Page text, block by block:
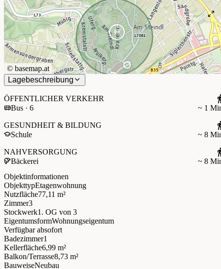
© basemap.at
Lagebeschreibung
ÖFFENTLICHER VERKEHR
Bus · 6
~ 1
GESUNDHEIT & BILDUNG
Schule
~ 8
NAHVERSORGUNG
Bäckerei
~ 8
Objektinformationen
ObjekttypEtagenwohnung
Nutzfläche77,11 m²
Zimmer3
Stockwerk1. OG von 3
EigentumsformWohnungseigentum
Verfügbar absofort
Badezimmer1
Kellerfläche6,99 m²
Balkon/Terrasse8,73 m²
BauweiseNeubau